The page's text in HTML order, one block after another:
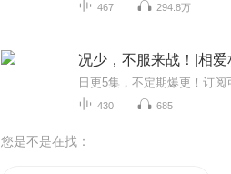
467 294.8万
况少，不服来战！|相
430 685
您是不是在找：